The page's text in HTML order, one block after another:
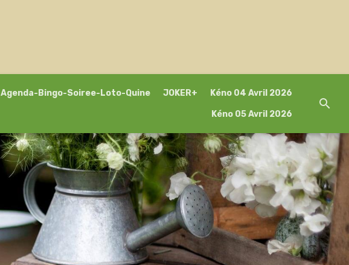
Agenda-Bingo-Soiree-Loto-Quine JOKER+ Kéno 04 Avril 2026
Kéno 05 Avril 2026